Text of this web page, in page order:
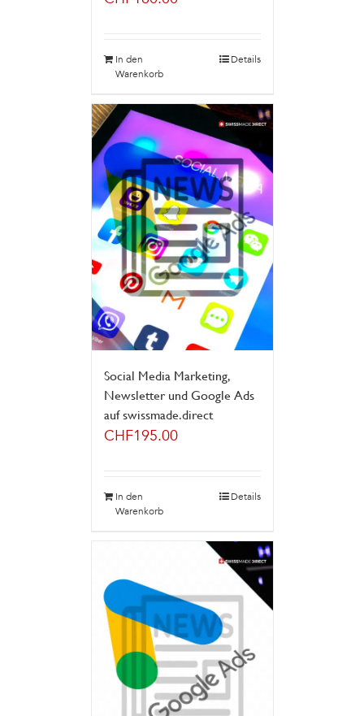
In den
Warenkorb
Details
Social Media Marketing,
Newsletter und Google Ads
auf swissmade.direct
CHF195.00
In den
Warenkorb
Details